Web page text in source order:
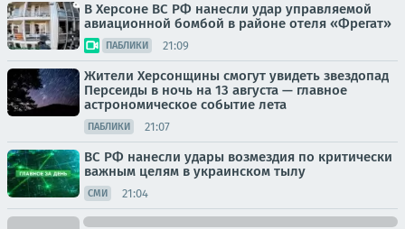
В Херсоне ВС РФ нанесли удар управляемой
авиационной бомбой в районе отеля «Фрегат»
ПАБЛИКИ 21:09
Жители Херсонщины смогут увидеть звездопад
Персеиды в ночь на 13 августа — главное
астрономическое событие лета
ПАБЛИКИ 21:07
ВС РФ нанесли удары возмездия по критически
важным целям в украинском тылу
СМИ 21:04